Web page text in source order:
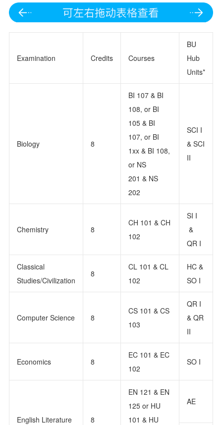
Examination Credits Courses
BU
Hub
Units*
Biology 8
BI 107 & BI
108, or BI
105 & BI
107, or BI
1xx & BI 108,
or NS
201 & NS
202
SCI I
& SCI
II
Chemistry 8
CH 101 & CH
102
SI I
&
QR I
Classical
Studies/Civilization
8
CL 101 & CL
102
HC &
SO I
Computer Science 8
CS 101 & CS
103
QR I
& QR
II
Economics 8
EC 101 & EC
102
SO I
English Literature 8
EN 121 & EN
125 or HU
101 & HU
AE